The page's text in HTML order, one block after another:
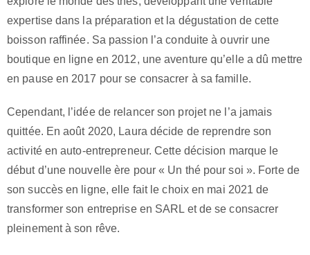
expertise dans la préparation et la dégustation de cette
boisson raffinée. Sa passion l’a conduite à ouvrir une
boutique en ligne en 2012, une aventure qu’elle a dû mettre
en pause en 2017 pour se consacrer à sa famille.
Cependant, l’idée de relancer son projet ne l’a jamais
quittée. En août 2020, Laura décide de reprendre son
activité en auto-entrepreneur. Cette décision marque le
début d’une nouvelle ère pour « Un thé pour soi ». Forte de
son succès en ligne, elle fait le choix en mai 2021 de
transformer son entreprise en SARL et de se consacrer
pleinement à son rêve.